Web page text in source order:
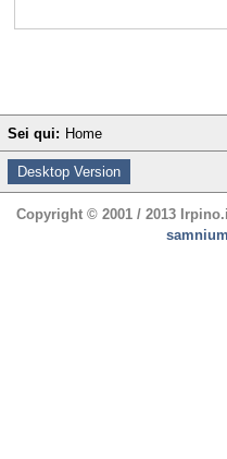
Sei qui: Home
Desktop Version
Copyright © 2001 / 2013